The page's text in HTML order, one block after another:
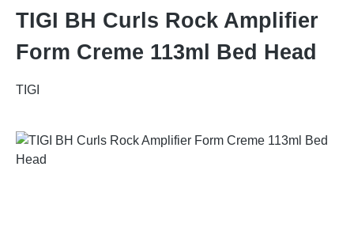
TIGI BH Curls Rock Amplifier
Form Creme 113ml Bed Head
TIGI
Bildergalerie überspringen